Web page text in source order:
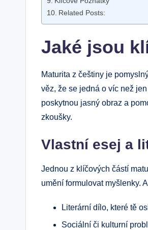
Related Posts:
Jaké jsou
Maturita z češtiny je
věz, že se jedná o víc než
poskytnou jasný obraz a
zkoušky.
Vlastní esej a
Jednou z klíčových částí
umění formulovat myšlenky.
Literární dílo, které tě
Sociální či kulturní